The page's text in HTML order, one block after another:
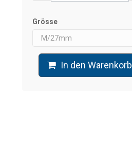
Grösse
In den Warenkorb